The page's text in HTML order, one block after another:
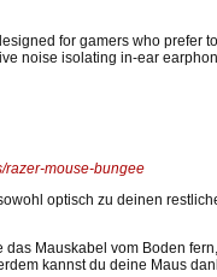
for gamers who prefer
noise isolating in-ear
razer-mouse-bungee
optisch zu deinen
Mauskabel vom Boden
kannst du deine Maus